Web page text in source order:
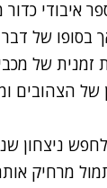
איבודי כדור
בסופו של
זמנית של
של הצהובים
ניצחון
מרחיק